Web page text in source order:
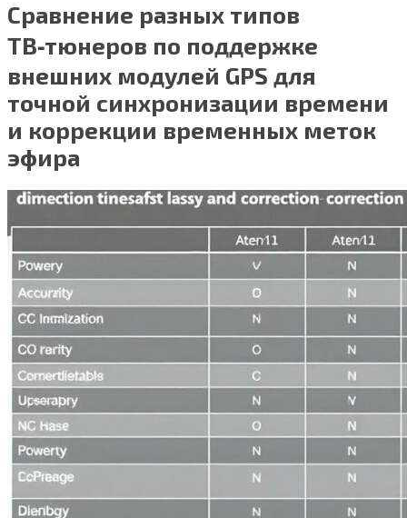
Сравнение разных типов
ТВ‑тюнеров по поддержке
внешних модулей GPS для
точной синхронизации времени
и коррекции временных меток
эфира